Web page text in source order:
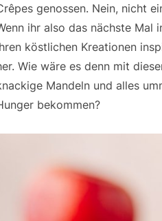
genossen. Nein, nicht
ihr also das nächste Mal
köstlichen Kreationen
Wie wäre es denn mit
Mandeln und alles
bekommen?